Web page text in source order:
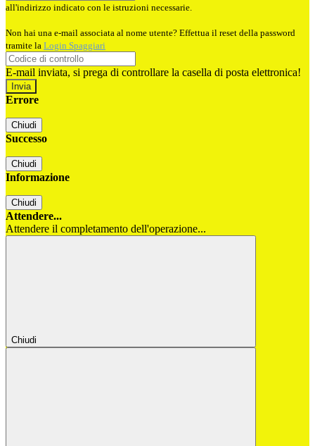
all'indirizzo indicato con le istruzioni necessarie.
Non hai una e-mail associata al nome utente? Effettua il reset della password
tramite la Login Spaggiari
E-mail inviata, si prega di controllare la casella di posta elettronica!
Errore
Chiudi
Successo
Chiudi
Informazione
Chiudi
Attendere...
Attendere il completamento dell'operazione...
Chiudi